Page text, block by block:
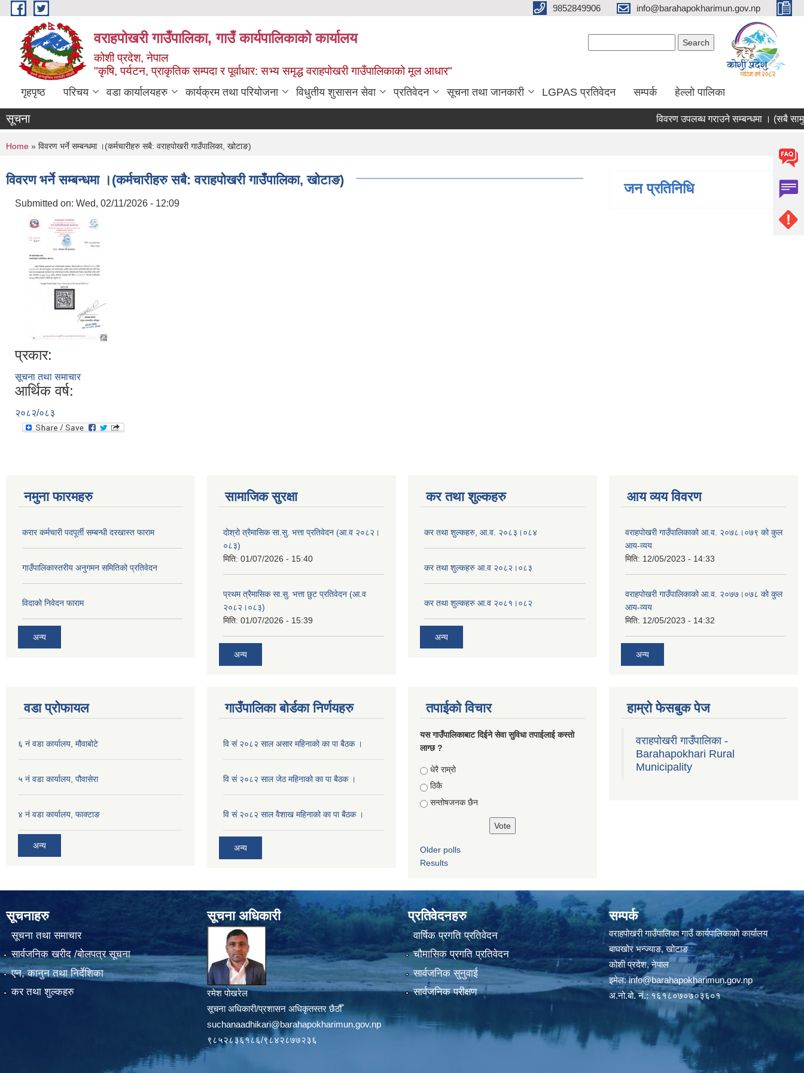
Skip to main content 9852849906 info@barahapokharimun.gov.np
वराहपोखरी गाउँपालिका, गाउँ कार्यपालिकाको कार्यालय
कोशी प्रदेश, नेपाल
"कृषि, पर्यटन, प्राकृतिक सम्पदा र पूर्वाधार: सभ्य समृद्ध वराहपोखरी गाउँपालिकाको मूल आधार"
गृहपृष्ठ परिचय वडा कार्यालयहरु कार्यक्रम तथा परियोजना विधुतीय शुसासन सेवा प्रतिवेदन सूचना तथा जानकारी LGPAS प्रतिवेदन सम्पर्क हेल्लो पालिका
सूचना विवरण उपलब्ध गराउने सम्बन्धमा । (सबै
You are here
Home » विवरण भर्ने सम्बन्धमा ।(कर्मचारीहरु सबै: वराहपोखरी गाउँपालिका, खोटाङ)
विवरण भर्ने सम्बन्धमा ।(कर्मचारीहरु सबै: वराहपोखरी गाउँपालिका, खोटाङ)
Submitted on: Wed, 02/11/2026 - 12:09
प्रकार:
सूचना तथा समाचार
आर्थिक वर्ष:
२०८२/०८३
जन प्रतिनिधि
नमुना फारमहरु
करार कर्मचारी पदपूर्ती सम्बन्धी दरखास्त फाराम
गाउँपालिकास्तरीय अनुगमन समितिको प्रतिवेदन
विदाको निवेदन फाराम
अन्य
सामाजिक सुरक्षा
दोश्रो त्रैमासिक सा.सु. भत्ता प्रतिवेदन (आ.व २०८२।
०८३)
मिति: 01/07/2026 - 15:40
प्रथम त्रैमासिक सा.सु. भत्ता छुट प्रतिवेदन (आ.व
२०८२।०८३)
मिति: 01/07/2026 - 15:39
अन्य
कर तथा शुल्कहरु
कर तथा शुल्कहरु, आ.व. २०८३।०८४
कर तथा शुल्कहरु आ.व २०८२।०८३
कर तथा शुल्कहरु आ.व २०८१।०८२
अन्य
आय व्यय विवरण
वराहपोखरी गाउँपालिकाको आ.व. २०७८।०७९ को कुल
आय-व्यय
मिति: 12/05/2023 - 14:33
वराहपोखरी गाउँपालिकाको आ.व. २०७७।०७८ को कुल
आय-व्यय
मिति: 12/05/2023 - 14:32
अन्य
वडा प्रोफायल
६ नं वडा कार्यालय, मौवाबोटे
५ नं वडा कार्यालय, पौवासेरा
४ नं वडा कार्यालय, फाक्टाङ
अन्य
गाउँपालिका बोर्डका निर्णयहरु
वि सं २०८२ साल असार महिनाको का पा बैठक ।
वि सं २०८२ साल जेठ महिनाको का पा बैठक ।
वि सं २०८२ साल वैशाख महिनाको का पा बैठक ।
अन्य
तपाईको विचार
यस गाउँपालिकाबाट दिईने सेवा सुविधा तपाईलाई कस्तो
लाग्छ ?
Choices
धेरै राम्रो
ठिकै
सन्तोषजनक छैन
Older polls
Results
हाम्रो फेसबुक पेज
वराहपोखरी गाउँपालिका -
Barahapokhari Rural
Municipality
सूचनाहरु
सूचना तथा समाचार
सार्वजनिक खरीद /बोलपत्र सूचना
एन, कानुन तथा निर्देशिका
कर तथा शुल्कहरु
सूचना अधिकारी
रमेश पोखरेल
सूचना अधिकारी/प्रशासन अधिकृतस्तर छैठौँ
suchanaadhikari@barahapokharimun.gov.np
९८५२८३६१८६/९८४२८७७२३६
प्रतिवेदनहरु
वार्षिक प्रगति प्रतिवेदन
चौमासिक प्रगति प्रतिवेदन
सार्वजनिक सुनुवाई
सार्वजनिक परीक्षण
सम्पर्क
वराहपोखरी गाउँपालिका गाउँ कार्यपालिकाको कार्यालय
बाघखोर भन्ज्याङ, खोटाङ
कोशी प्रदेश, नेपाल
इमेल:info@barahapokharimun.gov.np
अ.नो.बो. नं.: १६१८०७०७०३६०१